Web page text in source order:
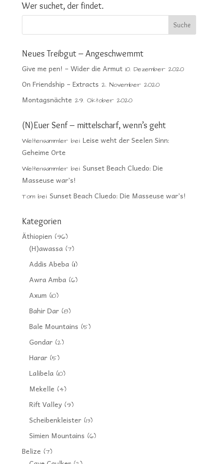
Wer suchet, der findet.
Neues Treibgut – Angeschwemmt
Give me pen! – Wider die Armut 10. Dezember 2020
On Friendship – Extracts 2. November 2020
Montagsnächte 29. Oktober 2020
(N)Euer Senf – mittelscharf, wenn’s geht
Weltensammlerbei Leise weht der Seelen Sinn:
Geheime Orte
Weltensammlerbei Sunset Beach Cluedo: Die
Masseuse war’s!
Tombei Sunset Beach Cluedo: Die Masseuse war’s!
Kategorien
Äthiopien (96)
(H)awassa(7)
Addis Abeba(11)
Awra Amba(6)
Axum (10)
Bahir Dar(8)
Bale Mountains (5)
Gondar(2)
Harar(5)
Lalibela(10)
Mekelle (4)
Rift Valley(9)
Scheibenkleister(13)
Simien Mountains (6)
Belize (7)